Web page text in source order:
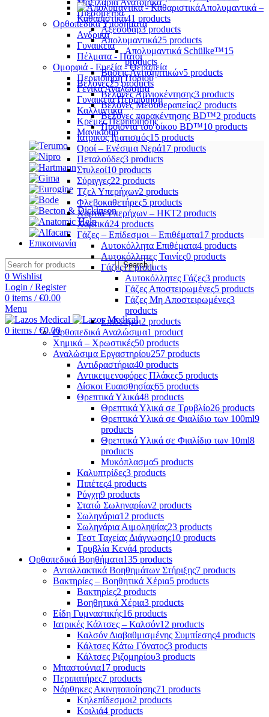
Πιεσόμετρα
Ορθοπεδικά Υποδήματα
Ανδρικά
Γυναικεία
Πέλματα - Πάτοι
Ομορφιά - Ευεξία - Θεραπεία
Περιποίηση Ποδιού
Γενικά Αναλώσιμα
Γυναικεία Περιποίηση
Καλλυντικά
Κρέμες Περιποίησης
Μανικιούρ
Επικοινωνία
Search
0 Wishlist
Login / Register
0 items / €0.00
Menu
0 items / €0.00
Απολυμαντικά –
Καθαριστικά41 products
Αξεσουάρ3 products
Απολυμαντικά25 products
Απολυμαντικά Schülke™15
products
Βάσεις Αντισηπτικών5 products
Βελόνες25 products
Βελόνες Αμνιοκέντησης3 products
Βελόνες Μεσοθεραπείας2 products
Βελόνες παρακέντησης BD™2 products
Προϊόντα του οίκου BD™10 products
Ιατρικός Ιματισμός15 products
Οροί – Ενέσιμα Νερά17 products
Πεταλούδες3 products
Στυλεοί10 products
Σύριγγες22 products
Τζελ Υπερήχων2 products
Φλεβοκαθετήρες5 products
Χαρτιά Υπερήχων – ΗΚΤ2 products
Χαρτικά24 products
Γάζες – Επίδεσμοι – Επιθέματα17 products
Αυτοκόλλητα Επιθέματα4 products
Αυτοκόλλητες Ταινίες0 products
Γάζες11 products
Αυτοκόλλητες Γάζες3 products
Γάζες Αποστειρωμένες5 products
Γάζες Μη Αποστειρωμένες3
products
Επίδεσμοι2 products
Ορθοπεδικά Αναλώσιμα1 product
Χημικά – Χρωστικές50 products
Αναλώσιμα Εργαστηρίου257 products
Αντιδραστήρια40 products
Αντικειμενοφόρες Πλάκες5 products
Δίσκοι Ευαισθησίας65 products
Θρεπτικά Υλικά48 products
Θρεπτικά Υλικά σε Τρυβλίο26 products
Θρεπτικά Υλικά σε Φιαλίδιο των 100ml9
products
Θρεπτικά Υλικά σε Φιαλίδιο των 10ml8
products
Μυκόπλασμα5 products
Καλυπτρίδες3 products
Πιπέτες4 products
Ρύγχη9 products
Στατώ Σωληναρίων2 products
Σωληνάρια12 products
Σωληνάρια Αιμοληψίας23 products
Τεστ Ταχείας Διάγνωσης10 products
Τρυβλία Κενά4 products
Ορθοπεδικά Βοηθήματα135 products
Ανταλλακτικά Βοηθημάτων Στήριξης7 products
Βακτηρίες – Βοηθητικά Χέρια5 products
Βακτηρίες2 products
Βοηθητικά Χέρια3 products
Είδη Γυμναστικής16 products
Ιατρικές Κάλτσες – Καλσόν12 products
Καλσόν Διαβαθμισμένης Συμπίεσης4 products
Κάλτσες Κάτω Γόνατος3 products
Κάλτσες Ριζομηρίου3 products
Μπαστούνια17 products
Περιπατήρες7 products
Νάρθηκες Ακινητοποίησης71 products
Κηλεπίδεσμοι2 products
Κοιλιά4 products